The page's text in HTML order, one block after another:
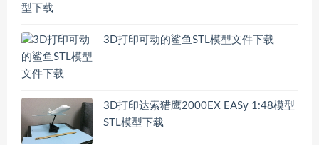
3D打印可动的鲨鱼STL模型文件下载
3D打印达索猎鹰2000EX EASy 1:48模型
STL模型下载